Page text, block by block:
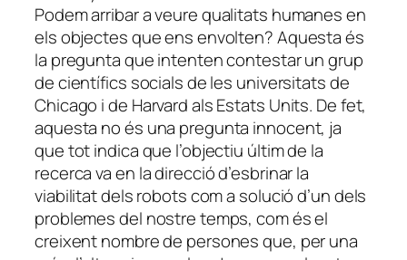
Podem arribar a veure qualitats humanes en
els objectes que ens envolten? Aquesta és
la pregunta que intenten contestar un grup
de científics socials de les universitats de
Chicago i de Harvard als Estats Units. De fet,
aquesta no és una pregunta innocent, ja
que tot indica que l’objectiu últim de la
recerca va en la direcció d’esbrinar la
viabilitat dels robots com a solució d’un dels
problemes del nostre temps, com és el
creixent nombre de persones que, per una